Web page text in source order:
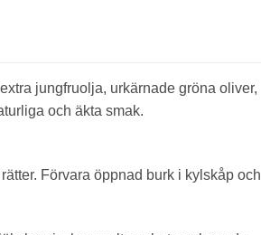
jungfruolja, urkärnade gröna oliver,
och äkta smak.
Förvara öppnad burk i kylskåp och